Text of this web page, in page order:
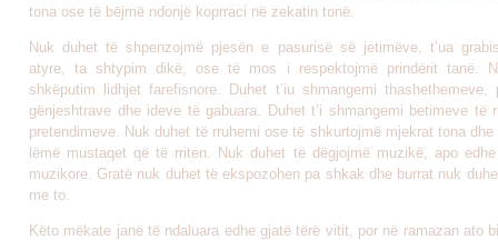
tona ose të bëjmë ndonjë koprraci në zekatin tonë.
Nuk duhet të shpenzojmë pjesën e pasurisë së jetimëve, t’ua
atyre, ta shtypim dikë, ose të mos i respektojmë prindërit tanë.
shkëputim lidhjet farefisnore. Duhet t’iu shmangemi thashethemeve,
gënjeshtrave dhe ideve të gabuara. Duhet t’i shmangemi betimeve të
pretendimeve. Nuk duhet të rruhemi ose të shkurtojmë mjekrat tona dhe
lëmë mustaqet që të rriten. Nuk duhet të dëgjojmë muzikë, apo
muzikore. Gratë nuk duhet të ekspozohen pa shkak dhe burrat nuk
me to.
Këto mëkate janë të ndaluara edhe gjatë tërë vitit, por në ramazan ato